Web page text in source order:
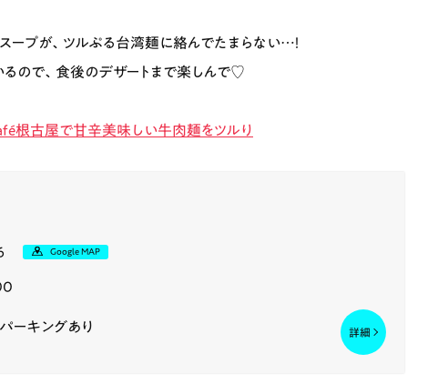
ープが、ツルぷる台湾麺に絡んでたまらない…！
ので、食後のデザートまで楽しんで♡
根古屋で甘辛美味しい牛肉麺をツルり
Google MAP
ーキングあり